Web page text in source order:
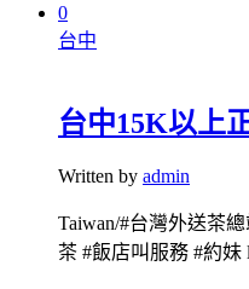
0
台中
台中15K以上
Written by admin
Taiwan/#台灣外送茶
茶 #飯店叫服務 #約